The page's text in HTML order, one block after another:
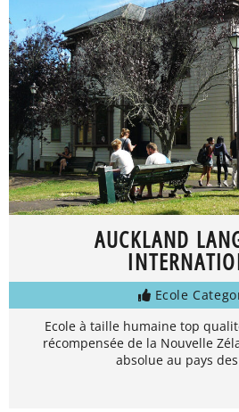
AUCKLAND
Ecole
Ecole à taille humaine top
récompensée de la Nouvelle
absolue au pays